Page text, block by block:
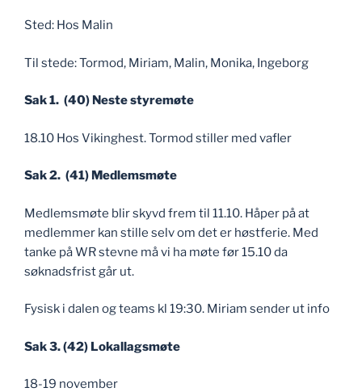
Sted: Hos Malin
Til stede: Tormod, Miriam, Malin, Monika, Ingeborg
Sak 1. (40) Neste styremøte
18.10 Hos Vikinghest. Tormod stiller med vafler
Sak 2. (41) Medlemsmøte
Medlemsmøte blir skyvd frem til 11.10. Håper på at
medlemmer kan stille selv om det er høstferie. Med
tanke på WR stevne må vi ha møte før 15.10 da
søknadsfrist går ut.
Fysisk i dalen og teams kl 19:30. Miriam sender ut info
Sak 3. (42) Lokallagsmøte
18-19 november